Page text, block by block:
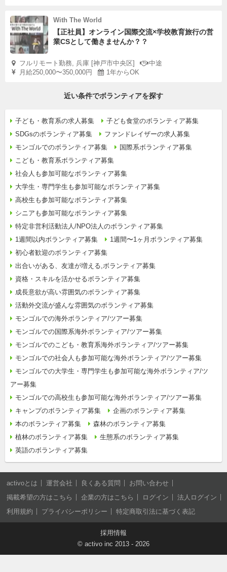
With The World
【正社員】オンライン国際交流×学校教育旅行の営
業CSとして働きませんか？？
フルリモート勤務, 兵庫 [神戸市中央区]
中途
月給250,000〜350,000円
1年からOK
近い条件でボランティアを探す
子ども・教育系の求人募集
子ども食堂のボランティア募集
SDGsのボランティア募集
ファンドレイザーの求人募集
モンゴルでのボランティア募集
国際系ボランティア募集
こども・教育系ボランティア募集
社会人も参加可能なボランティア募集
大学生・専門学生も参加可能なボランティア募集
高校生も参加可能なボランティア募集
シニアも参加可能なボランティア募集
特定非営利活動法人/NPO法人のボランティア募集
1週間以内ボランティア募集
1週間〜1ヶ月ボランティア募集
初心者歓迎のボランティア募集
出合いがある、友達が増える,ボランティア募集
資格・スキルを活かせるボランティア募集
成長意欲が高い雰囲気のボランティア募集
活動外交流が盛んな雰囲気のボランティア募集
モンゴルでの海外ボランティア/ツアー募集
モンゴルでの国際系海外ボランティア/ツアー募集
モンゴルでのこども・教育系海外ボランティア/ツアー募集
モンゴルでの社会人も参加可能な海外ボランティア/ツアー募集
モンゴルでの大学生・専門学生も参加可能な海外ボランティア/ツ
アー募集
モンゴルでの高校生も参加可能な海外ボランティア/ツアー募集
キャンプのボランティア募集
企画のボランティア募集
本のボランティア募集
森林のボランティア募集
植林のボランティア募集
生態系のボランティア募集
英語のボランティア募集
activoとは 運営会社 良くある質問
お問い合わせ
掲載希望の方はこちら
企業の方はこちら ログイン
法人ログイン
利用規約
プライバシーポリシー 特定商取引法に基づく表記
採用情報
© activo inc 2013 - 2026